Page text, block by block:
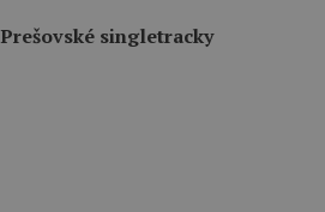
Prešovské singletracky